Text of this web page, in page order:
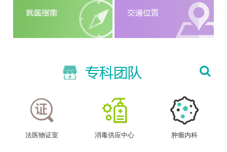
法医物证室 消毒供应中心 肿瘤内科